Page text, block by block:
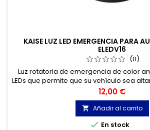
KAISE LUZ LED EMERGENCIA PARA
ELEDV16
(0)
Luz rotatoria de emergencia de color
LEDs que permite que su vehículo sea
radio de 1 kilómetro de distancia en
luminosidad.
Precio
12,00 €
 Añadir al carrito
 En stock